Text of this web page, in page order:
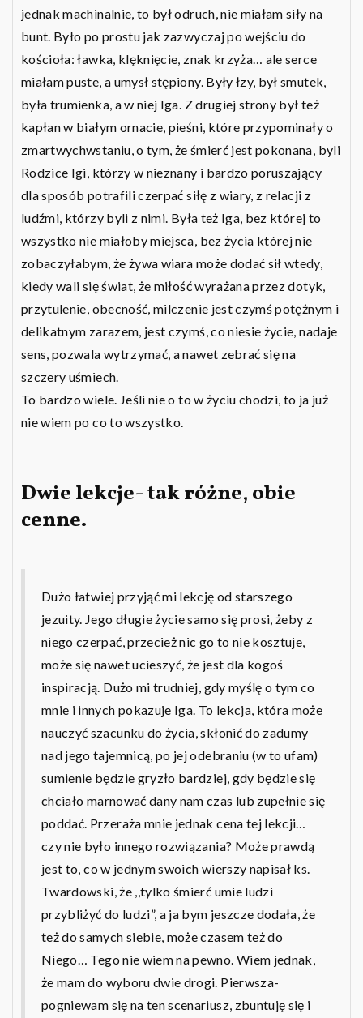
jednak machinalnie, to był odruch, nie miałam siły na
bunt. Było po prostu jak zazwyczaj po wejściu do
kościoła: ławka, klęknięcie, znak krzyża… ale serce
miałam puste, a umysł stępiony. Były łzy, był smutek,
była trumienka, a w niej Iga. Z drugiej strony był też
kapłan w białym ornacie, pieśni, które przypominały o
zmartwychwstaniu, o tym, że śmierć jest pokonana, byli
Rodzice Igi, którzy w nieznany i bardzo poruszający
dla sposób potrafili czerpać siłę z wiary, z relacji z
ludźmi, którzy byli z nimi. Była też Iga, bez której to
wszystko nie miałoby miejsca, bez życia której nie
zobaczyłabym, że żywa wiara może dodać sił wtedy,
kiedy wali się świat, że miłość wyrażana przez dotyk,
przytulenie, obecność, milczenie jest czymś potężnym i
delikatnym zarazem, jest czymś, co niesie życie, nadaje
sens, pozwala wytrzymać, a nawet zebrać się na
szczery uśmiech.
To bardzo wiele. Jeśli nie o to w życiu chodzi, to ja już
nie wiem po co to wszystko.
Dwie lekcje- tak różne, obie
cenne.
Dużo łatwiej przyjąć mi lekcję od starszego
jezuity. Jego długie życie samo się prosi, żeby z
niego czerpać, przecież nic go to nie kosztuje,
może się nawet ucieszyć, że jest dla kogoś
inspiracją. Dużo mi trudniej, gdy myślę o tym co
mnie i innych pokazuje Iga. To lekcja, która może
nauczyć szacunku do życia, skłonić do zadumy
nad jego tajemnicą, po jej odebraniu (w to ufam)
sumienie będzie gryzło bardziej, gdy będzie się
chciało marnować dany nam czas lub zupełnie się
poddać. Przeraża mnie jednak cena tej lekcji…
czy nie było innego rozwiązania? Może prawdą
jest to, co w jednym swoich wierszy napisał ks.
Twardowski, że ,,tylko śmierć umie ludzi
przybliżyć do ludzi”, a ja bym jeszcze dodała, że
też do samych siebie, może czasem też do
Niego… Tego nie wiem na pewno. Wiem jednak,
że mam do wyboru dwie drogi. Pierwsza-
pogniewam się na ten scenariusz, zbuntuję się i